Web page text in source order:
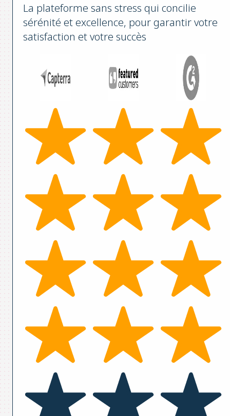
La plateforme sans stress qui concilie
sérénité et excellence, pour garantir votre
satisfaction et votre succès